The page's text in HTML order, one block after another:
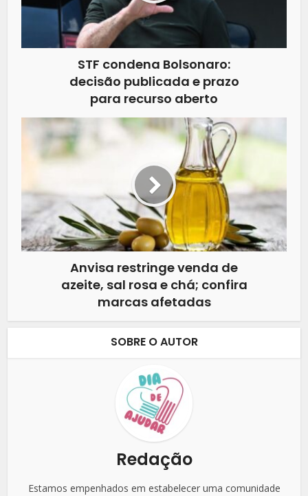
STF condena Bolsonaro:
decisão publicada e prazo
para recurso aberto
Anvisa restringe venda de
azeite, sal rosa e chá; confira
marcas afetadas
SOBRE O AUTOR
Redação
Estamos empenhados em estabelecer uma comunidade